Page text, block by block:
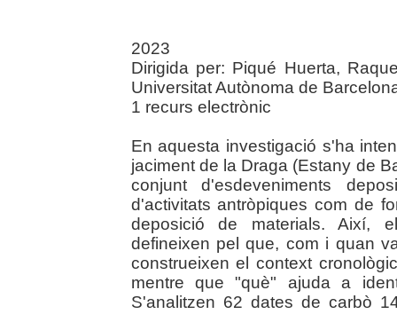
2023
Dirigida per: Piqué Huerta,
Universitat Autònoma de
1 recurs electrònic
En aquesta investigació s'ha
jaciment de la Draga (Estany de
conjunt d'esdeveniments
d'activitats antròpiques com de
deposició de materials. Així,
defineixen pel que, com i quan
construeixen el context
mentre que "què" ajuda a
S'analitzen 62 dates de carbò